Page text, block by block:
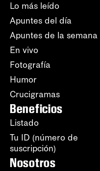
Lo más leído
Apuntes del día
Apuntes de la semana
En vivo
Fotografía
Humor
Crucigramas
Beneficios
Listado
Tu ID (número de
suscripción)
Nosotros